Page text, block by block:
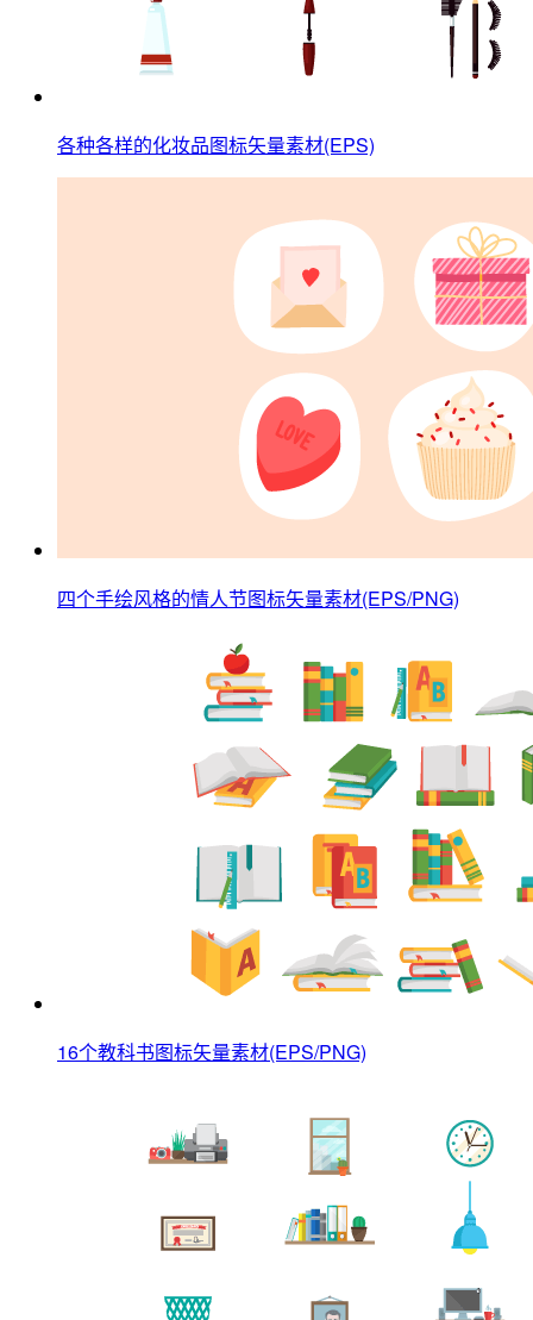
各种各样的化妆品图标矢量素材(EPS)
四个手绘风格的情人节图标矢量素材(EPS/PNG)
16个教科书图标矢量素材(EPS/PNG)